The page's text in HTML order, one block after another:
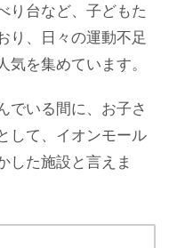
り台など、子どもた
り、日々の運動不足
を集めています。
でいる間に、お子さ
して、イオンモール
した施設と言えま